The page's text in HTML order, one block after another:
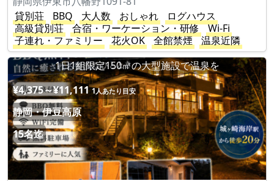
貸別荘
BBQ 大人数 おしゃれ
ログハウス
高級貸別荘
合宿・ワーケーション・研修
Wi-Fi
子連れ・ファミリー
花火OK 全館禁煙
温泉近隣
1日1組限定150㎡の大型施設で温泉を
¥4,375～¥11,111 1人あたり目安
静岡・伊豆高原
15名迄